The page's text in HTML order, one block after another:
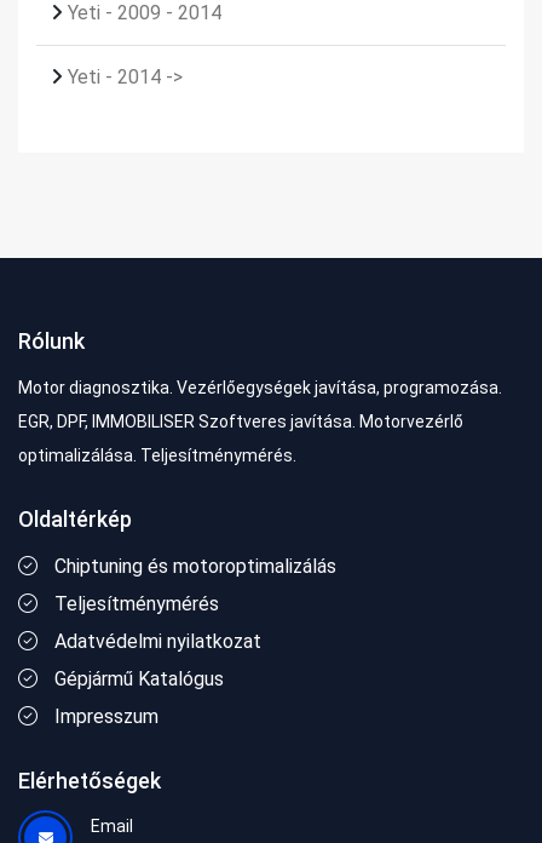
Yeti - 2009 - 2014
Yeti - 2014 ->
Rólunk
Motor diagnosztika. Vezérlőegységek javítása, programozása.
EGR, DPF, IMMOBILISER Szoftveres javítása. Motorvezérlő
optimalizálása. Teljesítménymérés.
Oldaltérkép
Chiptuning és motoroptimalizálás
Teljesítménymérés
Adatvédelmi nyilatkozat
Gépjármű Katalógus
Impresszum
Elérhetőségek
Email